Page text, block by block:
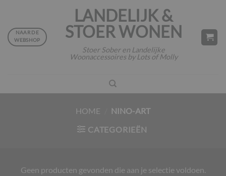
inhoud
LANDELIJK &
STOER WONEN
Stoer Sober en Landelijke
Woonaccessoires by Lots of Molly
NAAR DE
WEBSHOP
HOME
NINO-ART
CATEGORIEËN
Geen producten gevonden die aan je selectie voldoen.